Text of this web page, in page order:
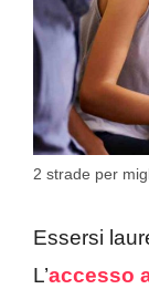
2 strade per
Essersi
L’accesso